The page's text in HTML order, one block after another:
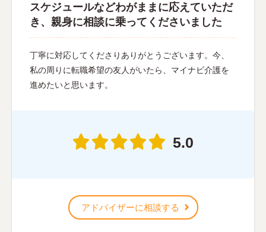
スケジュールなどわがままに応えていただ
き、親身に相談に乗ってくださいました
丁寧に対応してくださりありがとうございます。今、
私の周りに転職希望の友人がいたら、マイナビ介護を
進めたいと思います。
5.0
アドバイザーに相談する